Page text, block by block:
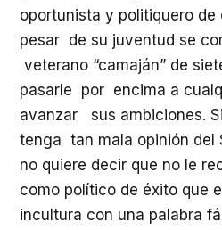
oportunista y politiquero
pesar de su juventud se
veterano “camaján” de
pasarle por encima a
avanzar sus ambiciones.
tenga tan mala opinión del
no quiere decir que no le
como político de éxito que
incultura con una palabra